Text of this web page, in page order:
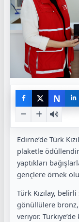
N
Edirne’de Türk
plaketle
yaptıkları
gençlere örnek
Türk Kızılay,
gönüllülere
veriyor.